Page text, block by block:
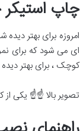
چاپ استیکر
امروزه برای بهتر
ای می شود که برای
کوچک ، برای بهتر
تصویر بالا ☝☝ یکی